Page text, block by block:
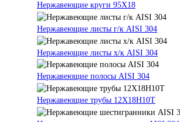
Нержавеющие круги 95Х18
Нержавеющие листы г/к AISI 304
Нержавеющие листы х/к AISI 304
Нержавеющие полосы AISI 304
Нержавеющие трубы 12Х18Н10Т